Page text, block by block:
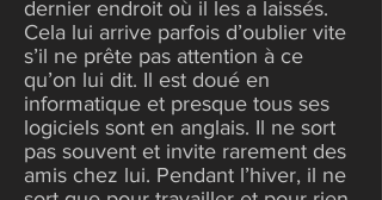
dernier endroit où il les a laissés.
Cela lui arrive parfois d’oublier vite
s’il ne prête pas attention à ce
qu’on lui dit. Il est doué en
informatique et presque tous ses
logiciels sont en anglais. Il ne sort
pas souvent et invite rarement des
amis chez lui. Pendant l’hiver, il ne